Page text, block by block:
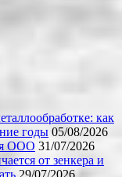
как
годы 05/08/2026
ООО 31/07/2026
от зенкера и
29/07/2026